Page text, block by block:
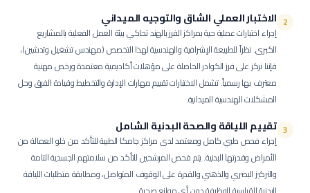
2 الاختبار العملي الشاق والتوجيه الميداني
إجراء اختبارات عملية حية بمراكز الفرز بالهند تحاكي بيئة العمل الفعلية بالمشاريع
الكبرى. نظراً للطبيعة الإشرافية والهندسية لهذا التخصص (مهندس تشغيل وتدشين)،
فإننا نركز على فرز الكوادر الحاصلة على مؤهلات أكاديمية معتمدة ورخص مهنية
معترف بها رسمياً. تشمل الاختبارات تقييم مهارات الإدارة والتخطيط وقيادة الفرق وحل
المشكلات الهندسية الميدانية.
3 تقييم اللياقة والصحة البدنية الشامل
إجراء فحص طبي كامل ومعتمد لدى مراكز جامكا الطبية للتأكد من خلو العمالة من
الأمراض وقدرتها البدنية.يتم فحص المرشحين للتأكد من سلامتهم الجسدية التامة
والتركيز البصري والذهني والقدرة على الوقوف المتواصل، ومطابقة متطلبات اللياقة